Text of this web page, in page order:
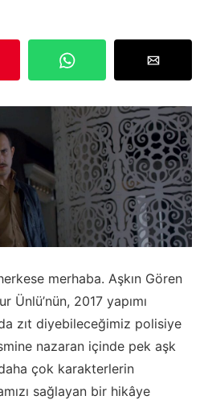
merhaba. Aşkın Gören
Ünlü’nün, 2017 yapımı
zıt diyebileceğimiz polisiye
nazaran içinde pek aşk
daha çok karakterlerin
sağlayan bir hikâye